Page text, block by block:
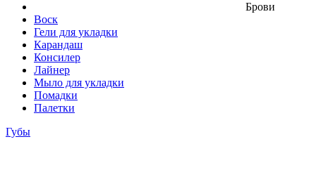
Брови
Воск
Гели для укладки
Карандаш
Консилер
Лайнер
Мыло для укладки
Помадки
Палетки
Губы